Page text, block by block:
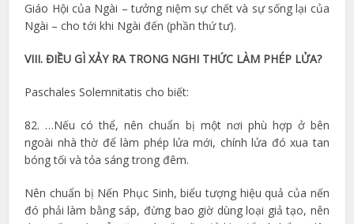
Giáo Hội của Ngài – tưởng niệm sự chết và sự sống lại của
Ngài – cho tới khi Ngài đến (phần thứ tư).
VIII. ĐIỀU GÌ XẢY RA TRONG NGHI THỨC LÀM PHÉP LỬA?
Paschales Solemnitatis cho biết:
82. …Nếu có thể, nên chuẩn bị một nơi phù hợp ở bên
ngoài nhà thờ để làm phép lửa mới, chính lửa đó xua tan
bóng tối và tỏa sáng trong đêm.
Nên chuẩn bị Nến Phục Sinh, biểu tượng hiệu quả của nến
đó phải làm bằng sáp, đừng bao giờ dùng loại giả tạo, nên